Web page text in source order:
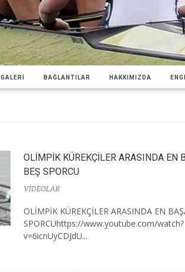
GALERİ BAĞLANTILAR HAKKIMIZDA
OLİMPİK KÜREKÇİLER ARASINDA EN
BEŞ SPORCU
VİDEOLAR
OLİMPİK KÜREKÇİLER ARASINDA EN
SPORCUhttps://www.youtube.com/watch?
v=6icnUyCDJdU...